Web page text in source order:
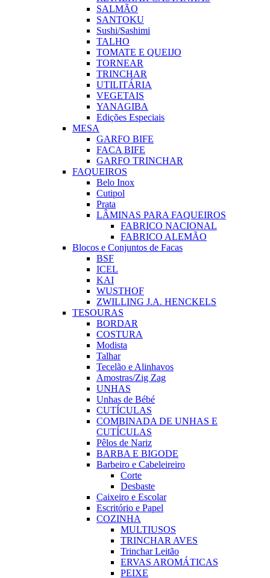
SALMÃO
SANTOKU
Sushi/Sashimi
TALHO
TOMATE E QUEIJO
TORNEAR
TRINCHAR
UTILITÁRIA
VEGETAIS
YANAGIBA
Edições Especiais
MESA
GARFO BIFE
FACA BIFE
GARFO TRINCHAR
FAQUEIROS
Belo Inox
Cutipol
Prata
LÂMINAS PARA FAQUEIROS
FABRICO NACIONAL
FABRICO ALEMÃO
Blocos e Conjuntos de Facas
BSF
ICEL
KAI
WUSTHOF
ZWILLING J.A. HENCKELS
TESOURAS
BORDAR
COSTURA
Modista
Talhar
Tecelão e Alinhavos
Amostras/Zig Zag
UNHAS
Unhas de Bébé
CUTÍCULAS
COMBINADA DE UNHAS E
CUTÍCULAS
Pêlos de Nariz
BARBA E BIGODE
Barbeiro e Cabeleireiro
Corte
Desbaste
Caixeiro e Escolar
Escritório e Papel
COZINHA
MULTIUSOS
TRINCHAR AVES
Trinchar Leitão
ERVAS AROMÁTICAS
PEIXE